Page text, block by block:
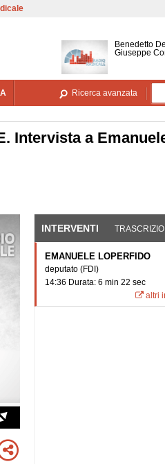
principale
Benedetto
Giuseppe
Ricerca avanzata
Intervista a
INTERVENTI (SCHEDA
EMANUELE LOPERFIDO
deputato (FDI)
14:36 Durata: 6 min 22 sec
altri